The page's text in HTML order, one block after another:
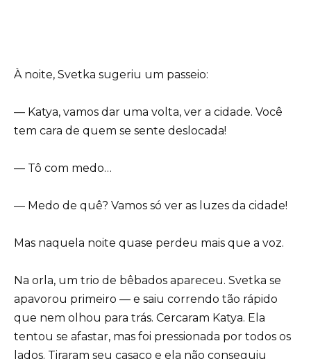
À noite, Svetka sugeriu um passeio:
— Katya, vamos dar uma volta, ver a cidade. Você
tem cara de quem se sente deslocada!
— Tô com medo…
— Medo de quê? Vamos só ver as luzes da cidade!
Mas naquela noite quase perdeu mais que a voz.
Na orla, um trio de bêbados apareceu. Svetka se
apavorou primeiro — e saiu correndo tão rápido
que nem olhou para trás. Cercaram Katya. Ela
tentou se afastar, mas foi pressionada por todos os
lados. Tiraram seu casaco e ela não conseguiu